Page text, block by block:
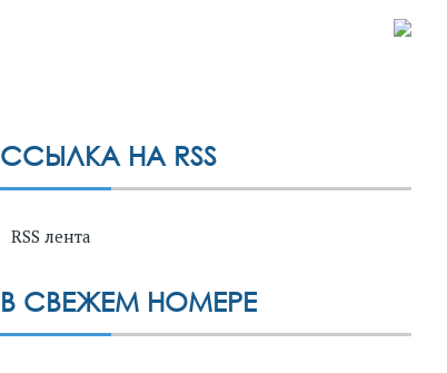
ССЫЛКА НА RSS
RSS лента
В СВЕЖЕМ НОМЕРЕ